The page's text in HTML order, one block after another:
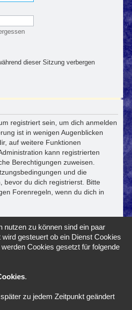
dieser Sitzung verbergen
registriert sein, um dich anmelden
ist in wenigen Augenblicken
auf weitere Funktionen
kann registrierten
Berechtigungen zuweisen.
und die
bevor du dich registrierst. Bitte
Forenregeln, wenn du dich in
|Datenschutzerklärung
Style byphpBB Styles
nutzen zu können sind ein paar
gesteuert ob ein Dienst Cookies
Cookies gesetzt für folgende
.
zu jedem Zeitpunkt geändert